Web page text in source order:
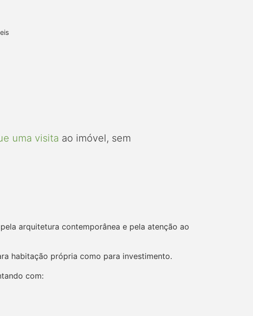
uma visita ao imóvel, sem
arquitetura contemporânea e pela atenção ao
habitação própria como para investimento.
com: